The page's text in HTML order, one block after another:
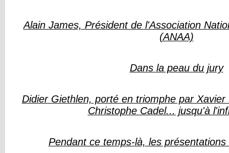
Alain James, Président de l'Association
(ANAA)
Dans la peau du jury
Didier Giethlen, porté en triomphe par
Christophe Cadel... jusqu'à
Pendant ce temps-là, les